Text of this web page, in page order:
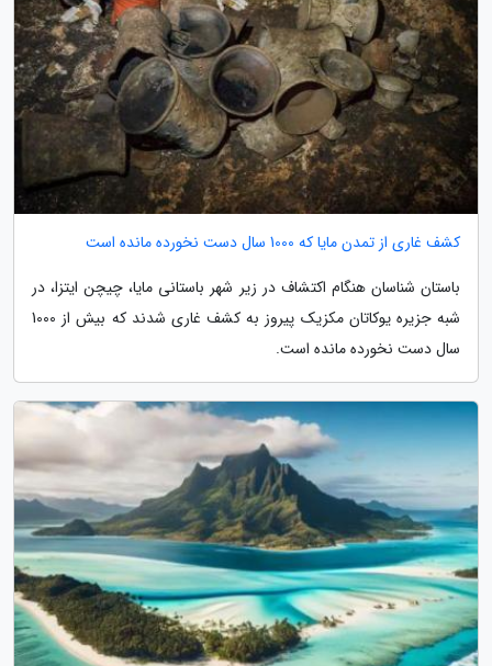
کشف غاری از تمدن مایا که 1000 سال دست نخورده مانده است
باستان شناسان هنگام اکتشاف در زیر شهر باستانی مایا، چیچن ایتزا، در
شبه جزیره یوکاتان مکزیک پیروز به کشف غاری شدند که بیش از 1000
سال دست نخورده مانده است.